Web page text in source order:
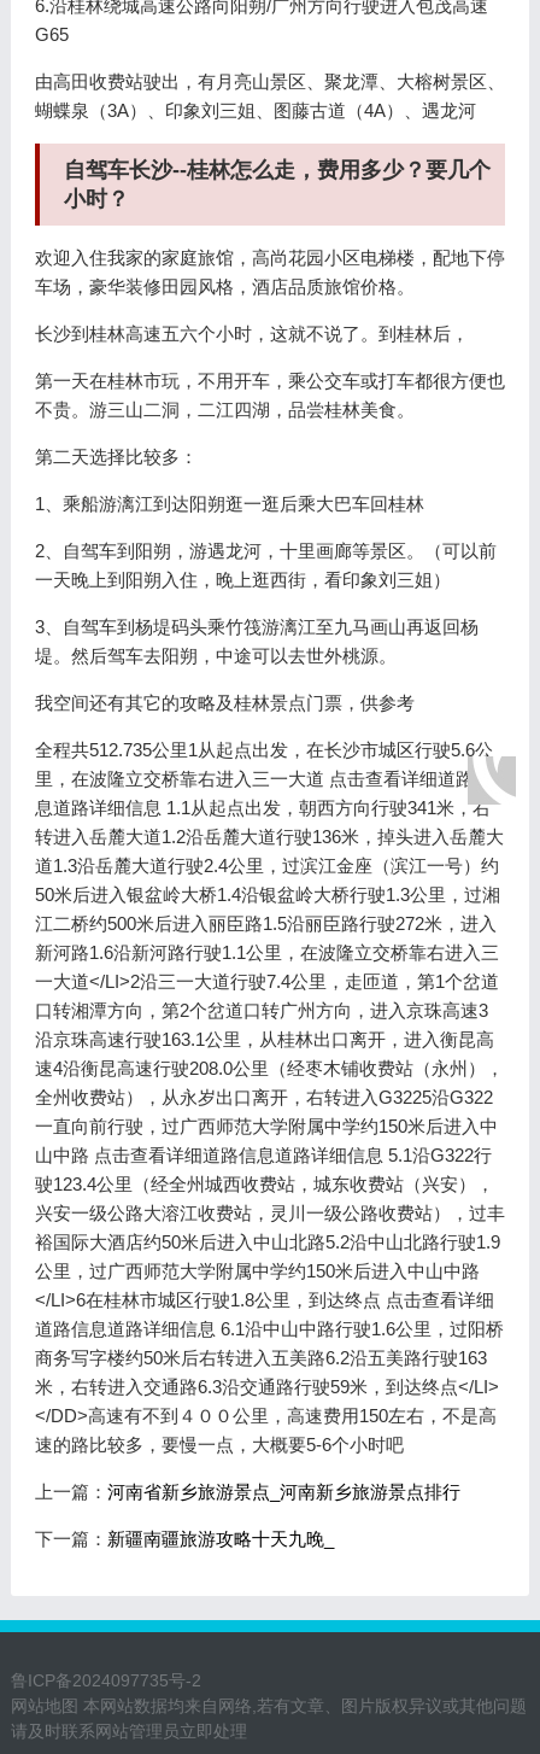
6.沿桂林绕城高速公路向阳朔/广州方向行驶进入包茂高速
G65
由高田收费站驶出，有月亮山景区、聚龙潭、大榕树景区、
蝴蝶泉（3A）、印象刘三姐、图藤古道（4A）、遇龙河
自驾车长沙--桂林怎么走，费用多少？要几个
小时？
欢迎入住我家的家庭旅馆，高尚花园小区电梯楼，配地下停
车场，豪华装修田园风格，酒店品质旅馆价格。
长沙到桂林高速五六个小时，这就不说了。到桂林后，
第一天在桂林市玩，不用开车，乘公交车或打车都很方便也
不贵。游三山二洞，二江四湖，品尝桂林美食。
第二天选择比较多：
1、乘船游漓江到达阳朔逛一逛后乘大巴车回桂林
2、自驾车到阳朔，游遇龙河，十里画廊等景区。（可以前
一天晚上到阳朔入住，晚上逛西街，看印象刘三姐）
3、自驾车到杨堤码头乘竹筏游漓江至九马画山再返回杨
堤。然后驾车去阳朔，中途可以去世外桃源。
我空间还有其它的攻略及桂林景点门票，供参考
全程共512.735公里1从起点出发，在长沙市城区行驶5.6公
里，在波隆立交桥靠右进入三一大道 点击查看详细道路信
息道路详细信息 1.1从起点出发，朝西方向行驶341米，右
转进入岳麓大道1.2沿岳麓大道行驶136米，掉头进入岳麓大
道1.3沿岳麓大道行驶2.4公里，过滨江金座（滨江一号）约
50米后进入银盆岭大桥1.4沿银盆岭大桥行驶1.3公里，过湘
江二桥约500米后进入丽臣路1.5沿丽臣路行驶272米，进入
新河路1.6沿新河路行驶1.1公里，在波隆立交桥靠右进入三
一大道</LI>2沿三一大道行驶7.4公里，走匝道，第1个岔道
口转湘潭方向，第2个岔道口转广州方向，进入京珠高速3
沿京珠高速行驶163.1公里，从桂林出口离开，进入衡昆高
速4沿衡昆高速行驶208.0公里（经枣木铺收费站（永州），
全州收费站），从永岁出口离开，右转进入G3225沿G322
一直向前行驶，过广西师范大学附属中学约150米后进入中
山中路 点击查看详细道路信息道路详细信息 5.1沿G322行
驶123.4公里（经全州城西收费站，城东收费站（兴安），
兴安一级公路大溶江收费站，灵川一级公路收费站），过丰
裕国际大酒店约50米后进入中山北路5.2沿中山北路行驶1.9
公里，过广西师范大学附属中学约150米后进入中山中路
</LI>6在桂林市城区行驶1.8公里，到达终点 点击查看详细
道路信息道路详细信息 6.1沿中山中路行驶1.6公里，过阳桥
商务写字楼约50米后右转进入五美路6.2沿五美路行驶163
米，右转进入交通路6.3沿交通路行驶59米，到达终点</LI>
</DD>高速有不到４００公里，高速费用150左右，不是高
速的路比较多，要慢一点，大概要5-6个小时吧
上一篇： 河南省新乡旅游景点_河南新乡旅游景点排行
下一篇： 新疆南疆旅游攻略十天九晚_
鲁ICP备2024097735号-2
网站地图 本网站数据均来自网络,若有文章、图片版权异议或其他问题
请及时联系网站管理员立即处理